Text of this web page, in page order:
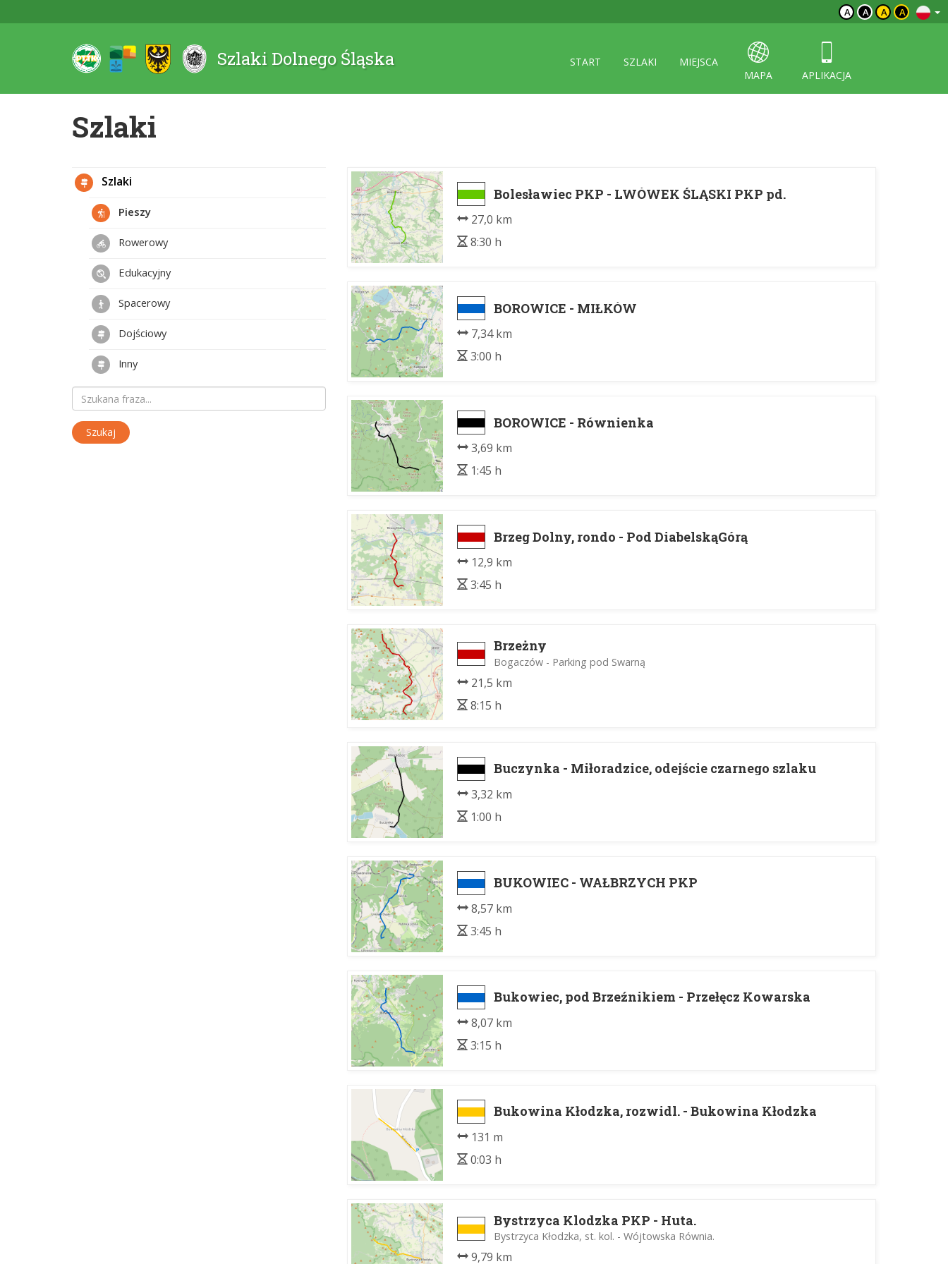
A A A A
Szlaki Dolnego Śląska START SZLAKI
MIEJSCA
MAPA
APLIKACJA
Szlaki
Bolesławiec PKP - LWÓWEK ŚLĄSKI PKP pd.
27,0 km
8:30 h
BOROWICE - MIŁKÓW
7,34 km
3:00 h
BOROWICE - Równienka
3,69 km
1:45 h
Brzeg Dolny, rondo - Pod DiabelskąGórą
12,9 km
3:45 h
Brzeżny
Bogaczów - Parking pod Swarną
21,5 km
8:15 h
Buczynka - Miłoradzice, odejście czarnego szlaku
3,32 km
1:00 h
BUKOWIEC - WAŁBRZYCH PKP
8,57 km
3:45 h
Bukowiec, pod Brzeźnikiem - Przełęcz Kowarska
8,07 km
3:15 h
Bukowina Kłodzka, rozwidl. - Bukowina Kłodzka
131 m
0:03 h
Bystrzyca Klodzka PKP - Huta.
Bystrzyca Kłodzka, st. kol. - Wójtowska Równia.
9,79 km
Szlaki
Pieszy
Rowerowy
Edukacyjny
Spacerowy
Dojściowy
Inny